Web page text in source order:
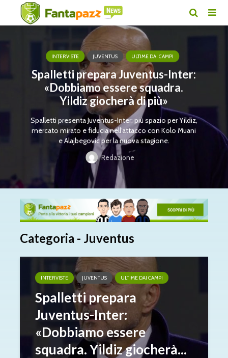
INTERVISTE JUVENTUS ULTIME DAI CAMPI
Spalletti prepara Juventus-Inter:
«Dobbiamo essere squadra.
Yildiz giocherà di più»
Spalletti presenta Juventus-Inter: più spazio per Yildiz,
mercato mirato e fiducia nell’attacco con Kolo Muani
e Alajbegovic per la nuova stagione.
Redazione
Categoria - Juventus
INTERVISTE JUVENTUS ULTIME DAI CAMPI
Spalletti prepara
Juventus-Inter:
«Dobbiamo essere
squadra. Yildiz giocherà...